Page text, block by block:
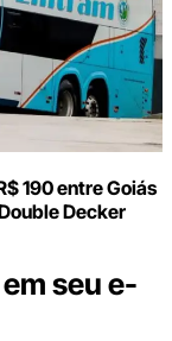
190 entre Goiás
Decker
seu e-